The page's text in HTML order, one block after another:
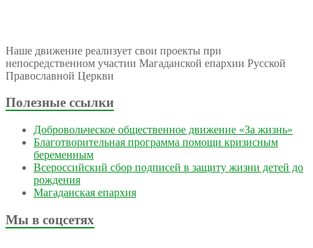
Наше движение реализует свои проекты при
непосредственном участии Магаданской епархии Русской
Православной Церкви
Полезные ссылки
Добровольческое общественное движение «За жизнь»
Благотворительная программа помощи кризисным
беременным
Всероссийский сбор подписей в защиту жизни детей до
рождения
Магаданская епархия
Мы в соцсетях